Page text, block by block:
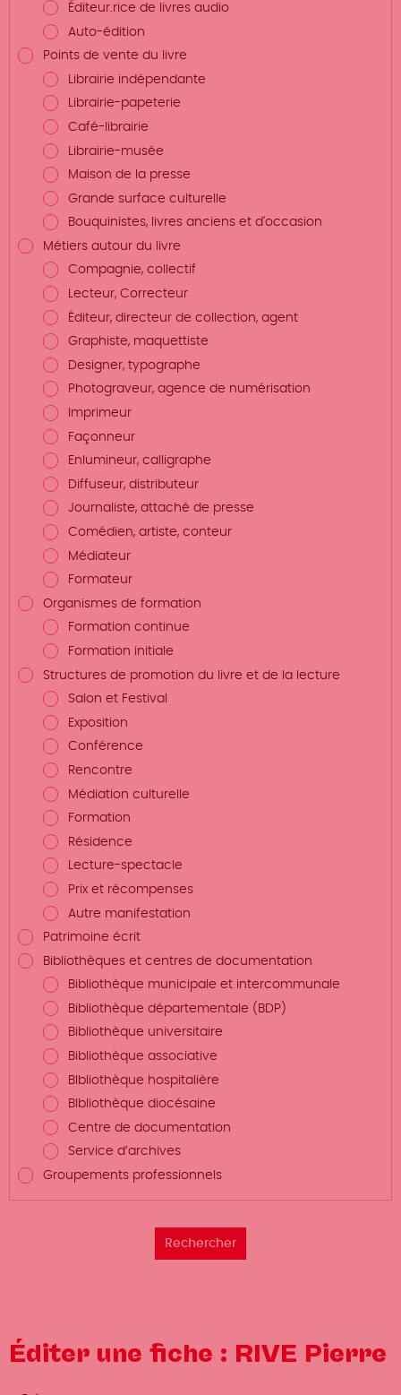
Éditeur.rice de livres audio
Auto-édition
Points de vente du livre
Librairie indépendante
Librairie-papeterie
Café-librairie
Librairie-musée
Maison de la presse
Grande surface culturelle
Bouquinistes, livres anciens et d'occasion
Métiers autour du livre
Compagnie, collectif
Lecteur, Correcteur
Éditeur, directeur de collection, agent
Graphiste, maquettiste
Designer, typographe
Photograveur, agence de numérisation
Imprimeur
Façonneur
Enlumineur, calligraphe
Diffuseur, distributeur
Journaliste, attaché de presse
Comédien, artiste, conteur
Médiateur
Formateur
Organismes de formation
Formation continue
Formation initiale
Structures de promotion du livre et de la lecture
Salon et Festival
Exposition
Conférence
Rencontre
Médiation culturelle
Formation
Résidence
Lecture-spectacle
Prix et récompenses
Autre manifestation
Patrimoine écrit
Bibliothèques et centres de documentation
Bibliothèque municipale et intercommunale
Bibliothèque départementale (BDP)
Bibliothèque universitaire
Bibliothèque associative
BIbliothèque hospitalière
BIbliothèque diocésaine
Centre de documentation
Service d’archives
Groupements professionnels
Éditer une fiche : RIVE Pierre